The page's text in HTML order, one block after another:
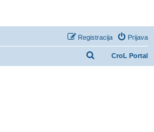
Prijava
Registracija
CroL Portal